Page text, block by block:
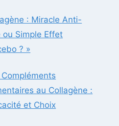
: Miracle Anti-
ou Simple Effet
? »
au Collagène :
et Choix